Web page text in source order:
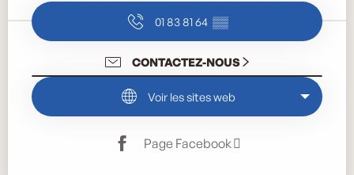
01 83 81 64 ▒▒
CONTACTEZ-NOUS
Voir les sites web
Page Facebook